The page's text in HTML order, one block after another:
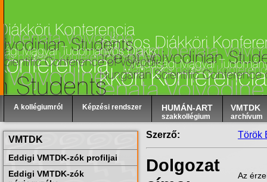
A kollégiumról Képzési rendszer HUMÁN-ART
szakkollégium
VMTDK
archívum
VMTDK
Eddigi VMTDK-zók profiljai
Eddigi VMTDK-zók
Szerző: Török
Dolgozat
Az